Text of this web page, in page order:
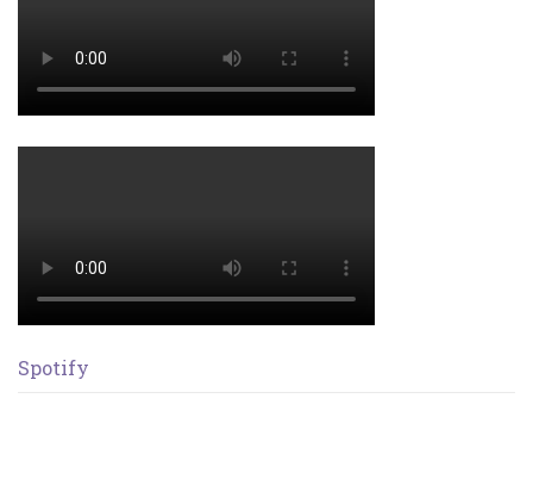
Spotify